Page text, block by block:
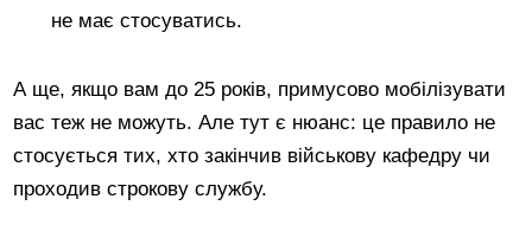
не має стосуватись.
А ще, якщо вам до 25 років, примусово мобілізувати
вас теж не можуть. Але тут є нюанс: це правило не
стосується тих, хто закінчив військову кафедру чи
проходив строкову службу.